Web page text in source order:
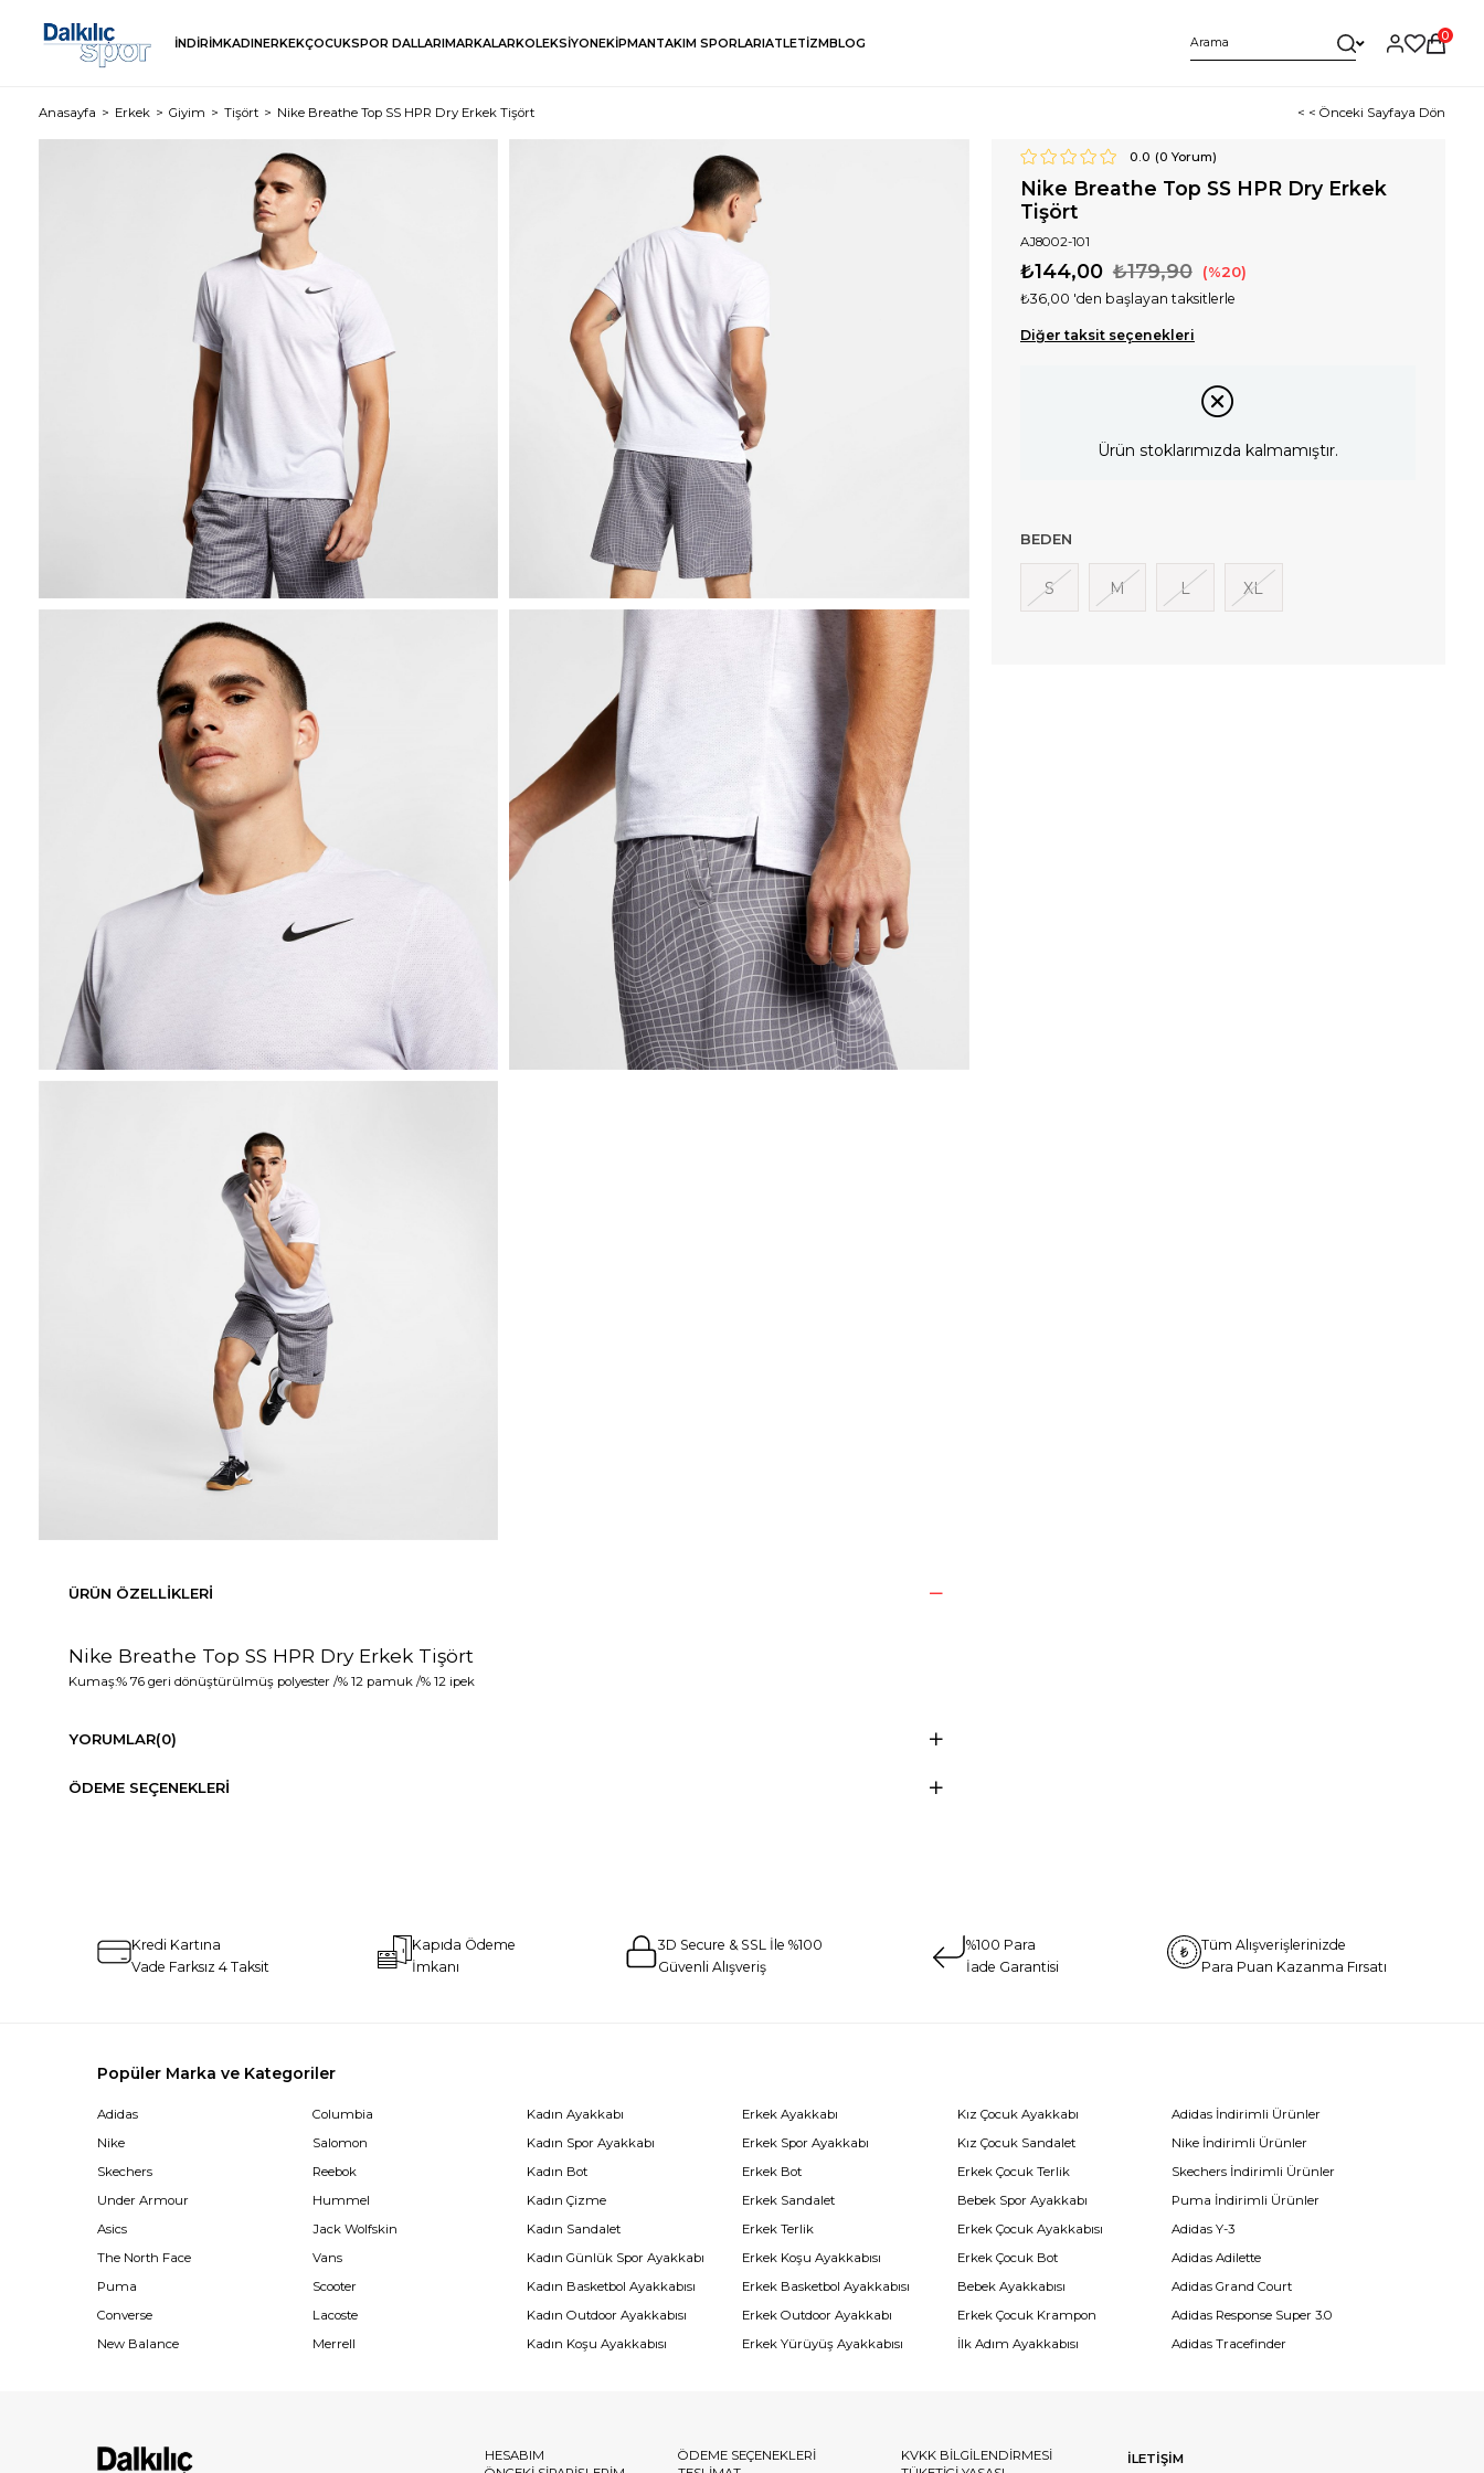
İNDİRİMKADINERKEKÇOCUKSPOR DALLARIMARKALARKOLEKSİYONEKİPMANTAKIM SPORLARIATLETİZMBLOG
0
Anasayfa Erkek Giyim Tişört Nike Breathe Top SS HPR Dry Erkek Tişört < < Önceki Sayfaya Dön
0.0 (0 Yorum)
Nike Breathe Top SS HPR Dry Erkek
Tişört
AJ8002-101
₺179,90
₺144,00 20
₺36,00 'den başlayan taksitlerle
Diğer taksit seçenekleri
Ürün stoklarımızda kalmamıştır.
BEDEN
S M L XL
ÜRÜN ÖZELLIKLERI
Nike Breathe Top SS HPR Dry Erkek Tişört
Kumaş:% 76 geri dönüştürülmüş polyester /% 12 pamuk /% 12 ipek
YORUMLAR(0)
ÖDEME SEÇENEKLERI
Kredi Kartına
Vade Farksız 4 Taksit
Kapıda Ödeme
İmkanı
3D Secure & SSL İle %100
Güvenli Alışveriş
%100 Para
İade Garantisi
Tüm Alışverişlerinizde
Para Puan Kazanma Fırsatı
Popüler Marka ve Kategoriler
Adidas
Nike
Skechers
Under Armour
Asics
The North Face
Puma
Converse
New Balance
Columbia
Salomon
Reebok
Hummel
Jack Wolfskin
Vans
Scooter
Lacoste
Merrell
Kadın Ayakkabı
Kadın Spor Ayakkabı
Kadın Bot
Kadın Çizme
Kadın Sandalet
Kadın Günlük Spor Ayakkabı
Kadın Basketbol Ayakkabısı
Kadın Outdoor Ayakkabısı
Kadın Koşu Ayakkabısı
Erkek Ayakkabı
Erkek Spor Ayakkabı
Erkek Bot
Erkek Sandalet
Erkek Terlik
Erkek Koşu Ayakkabısı
Erkek Basketbol Ayakkabısı
Erkek Outdoor Ayakkabı
Erkek Yürüyüş Ayakkabısı
Kız Çocuk Ayakkabı
Kız Çocuk Sandalet
Erkek Çocuk Terlik
Bebek Spor Ayakkabı
Erkek Çocuk Ayakkabısı
Erkek Çocuk Bot
Bebek Ayakkabısı
Erkek Çocuk Krampon
İlk Adım Ayakkabısı
Adidas İndirimli Ürünler
Nike İndirimli Ürünler
Skechers İndirimli Ürünler
Puma İndirimli Ürünler
Adidas Y-3
Adidas Adilette
Adidas Grand Court
Adidas Response Super 3.0
Adidas Tracefinder
HESABIM
ÖDEME SEÇENEKLERİ
KVKK BİLGİLENDİRMESİ
İLETİŞİM